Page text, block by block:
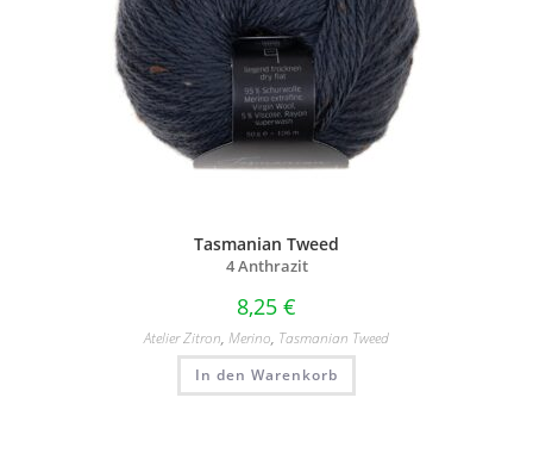
Tasmanian Tweed
4 Anthrazit
8,25 €
Atelier Zitron, Merino, Tasmanian Tweed
In den Warenkorb